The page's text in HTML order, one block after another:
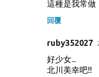
這種是我常做
回覆
ruby352027
好少女...
北川美幸吧!!